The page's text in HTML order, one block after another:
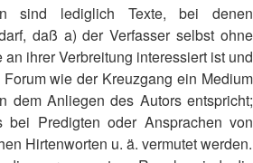
sind lediglich Texte, bei denen
daß a) der Verfasser selbst ohne
ihrer Verbreitung interessiert ist und
wie der Kreuzgang ein Medium
dem Anliegen des Autors entspricht;
bei Predigten oder Ansprachen von
Hirtenworten u. ä. vermutet werden.